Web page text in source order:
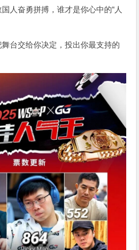
人奋勇拼搏，谁才是你心中的“人
台交给你决定，投出你最支持的